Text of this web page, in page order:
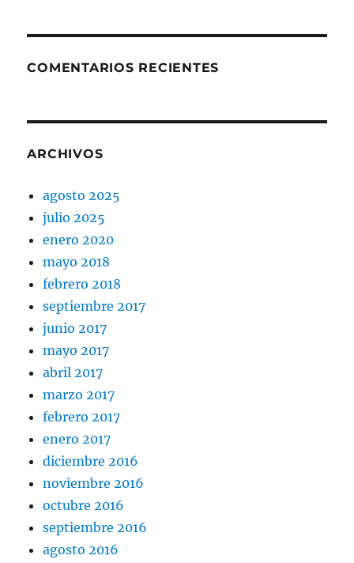
COMENTARIOS RECIENTES
ARCHIVOS
agosto 2025
julio 2025
enero 2020
mayo 2018
febrero 2018
septiembre 2017
junio 2017
mayo 2017
abril 2017
marzo 2017
febrero 2017
enero 2017
diciembre 2016
noviembre 2016
octubre 2016
septiembre 2016
agosto 2016